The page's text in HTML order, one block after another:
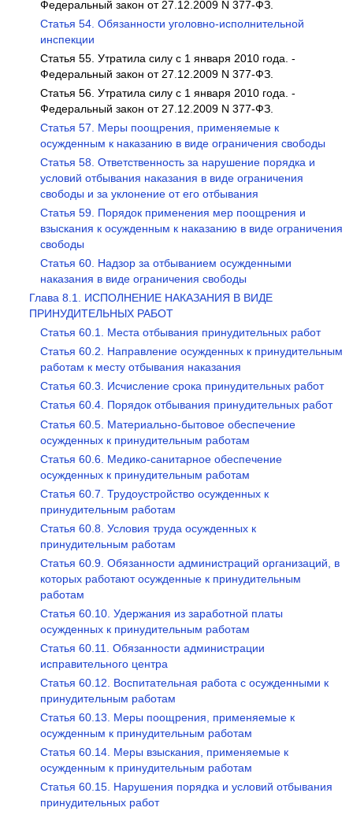
Федеральный закон от 27.12.2009 N 377-ФЗ.
Статья 54. Обязанности уголовно-исполнительной
инспекции
Статья 55. Утратила силу с 1 января 2010 года. -
Федеральный закон от 27.12.2009 N 377-ФЗ.
Статья 56. Утратила силу с 1 января 2010 года. -
Федеральный закон от 27.12.2009 N 377-ФЗ.
Статья 57. Меры поощрения, применяемые к
осужденным к наказанию в виде ограничения свободы
Статья 58. Ответственность за нарушение порядка и
условий отбывания наказания в виде ограничения
свободы и за уклонение от его отбывания
Статья 59. Порядок применения мер поощрения и
взыскания к осужденным к наказанию в виде ограничения
свободы
Статья 60. Надзор за отбыванием осужденными
наказания в виде ограничения свободы
Глава 8.1. ИСПОЛНЕНИЕ НАКАЗАНИЯ В ВИДЕ
ПРИНУДИТЕЛЬНЫХ РАБОТ
Статья 60.1. Места отбывания принудительных работ
Статья 60.2. Направление осужденных к принудительным
работам к месту отбывания наказания
Статья 60.3. Исчисление срока принудительных работ
Статья 60.4. Порядок отбывания принудительных работ
Статья 60.5. Материально-бытовое обеспечение
осужденных к принудительным работам
Статья 60.6. Медико-санитарное обеспечение
осужденных к принудительным работам
Статья 60.7. Трудоустройство осужденных к
принудительным работам
Статья 60.8. Условия труда осужденных к
принудительным работам
Статья 60.9. Обязанности администраций организаций, в
которых работают осужденные к принудительным
работам
Статья 60.10. Удержания из заработной платы
осужденных к принудительным работам
Статья 60.11. Обязанности администрации
исправительного центра
Статья 60.12. Воспитательная работа с осужденными к
принудительным работам
Статья 60.13. Меры поощрения, применяемые к
осужденным к принудительным работам
Статья 60.14. Меры взыскания, применяемые к
осужденным к принудительным работам
Статья 60.15. Нарушения порядка и условий отбывания
принудительных работ